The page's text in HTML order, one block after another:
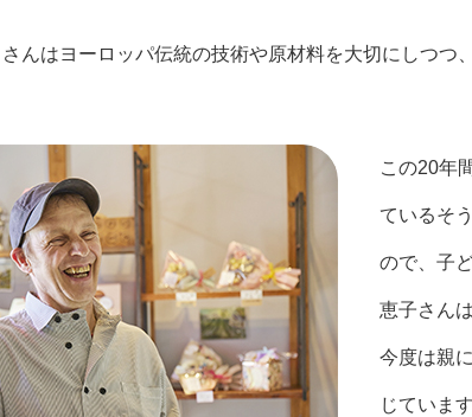
んはヨーロッパ伝統の技術や原材料を大切にしつつ
この20年
ているそ
ので、子
恵子さん
今度は親
じていま